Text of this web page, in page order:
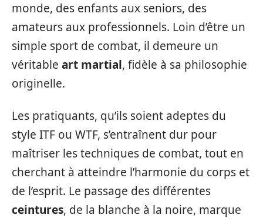
monde, des enfants aux seniors, des
amateurs aux professionnels. Loin d’être un
simple sport de combat, il demeure un
véritable art martial, fidèle à sa philosophie
originelle.
Les pratiquants, qu’ils soient adeptes du
style ITF ou WTF, s’entraînent dur pour
maîtriser les techniques de combat, tout en
cherchant à atteindre l’harmonie du corps et
de l’esprit. Le passage des différentes
ceintures, de la blanche à la noire, marque